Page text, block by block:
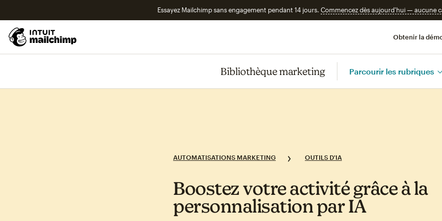
Essayez Mailchimp sans engagement pendant 14 jours. Commencez dès aujourd'hui — aucune
Obtenir la
Bibliothèque marketing Parcourir les rubriques
AUTOMATISATIONS MARKETING OUTILS D'IA
Boostez votre activité grâce à la
personnalisation par IA